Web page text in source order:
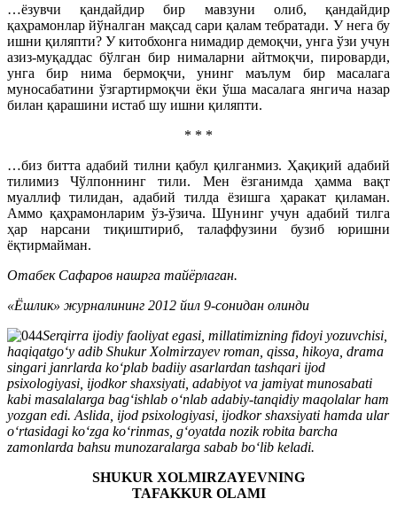
…ёзувчи қандайдир бир мавзуни олиб, қандайдир
қаҳрамонлар йўналган мақсад сари қалам тебратади. У нега бу
ишни қиляпти? У китобхонга нимадир демоқчи, унга ўзи учун
азиз-муқаддас бўлган бир нималарни айтмоқчи, пироварди,
унга бир нима бермоқчи, унинг маълум бир масалага
муносабатини ўзгартирмоқчи ёки ўша масалага янгича назар
билан қарашини истаб шу ишни қиляпти.
* * *
…биз битта адабий тилни қабул қилганмиз. Ҳақиқий адабий
тилимиз Чўлпоннинг тили. Мен ёзганимда ҳамма вақт
муаллиф тилидан, адабий тилда ёзишга ҳаракат қиламан.
Аммо қаҳрамонларим ўз-ўзича. Шунинг учун адабий тилга
ҳар нарсани тиқиштириб, талаффузини бузиб юришни
ёқтирмайман.
Отабек Сафаров нашрга тайёрлаган.
«Ёшлик» журналининг 2012 йил 9-сонидан олинди
Serqirra ijodiy faoliyat egasi, millatimizning fidoyi yozuvchisi,
haqiqatgo‘y adib Shukur Xolmirzayev roman, qissa, hikoya, drama
singari janrlarda ko‘plab badiiy asarlardan tashqari ijod
psixologiyasi, ijodkor shaxsiyati, adabiyot va jamiyat munosabati
kabi masalalarga bag‘ishlab o‘nlab adabiy-tanqidiy maqolalar ham
yozgan edi. Aslida, ijod psixologiyasi, ijodkor shaxsiyati hamda ular
o‘rtasidagi ko‘zga ko‘rinmas, g‘oyatda nozik robita barcha
zamonlarda bahsu munozaralarga sabab bo‘lib keladi.
SHUKUR XOLMIRZAYEVNING
TAFAKKUR OLAMI